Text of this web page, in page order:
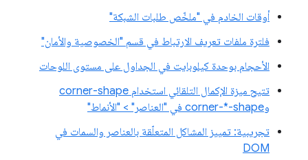
أوقات الخادم في "ملخّص طلبات الشبكة"
فلترة ملفات تعريف الارتباط في قسم "الخصوصية والأمان"
الأحجام بوحدة كيلوبايت في الجداول على مستوى اللوحات
تتيح ميزة الإكمال التلقائي استخدام corner-shape
وcorner-*-shape في "العناصر" > "الأنماط"
تجريبية: تمييز المشاكل المتعلّقة بالعناصر والسمات في
DOM